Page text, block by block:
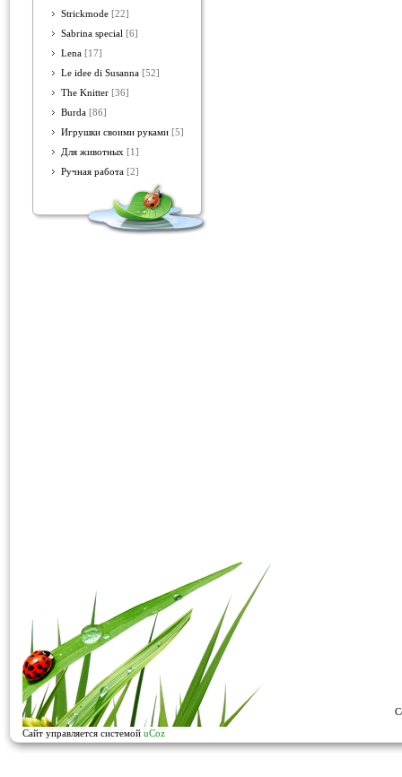
Strickmode [22]
Sabrina special [6]
Lena [17]
Le idee di Susanna [52]
The Knitter [36]
Burda [86]
Игрушки своими руками [5]
Для животных [1]
Ручная работа [2]
Сайт управляется системой uCoz